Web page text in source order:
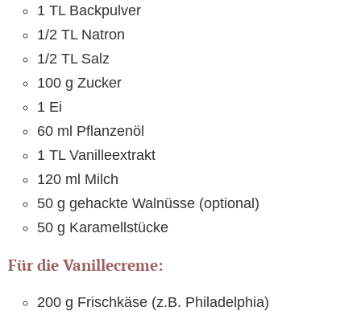
1 TL Backpulver
1/2 TL Natron
1/2 TL Salz
100 g Zucker
1 Ei
60 ml Pflanzenöl
1 TL Vanilleextrakt
120 ml Milch
50 g gehackte Walnüsse (optional)
50 g Karamellstücke
Für die Vanillecreme:
200 g Frischkäse (z.B. Philadelphia)